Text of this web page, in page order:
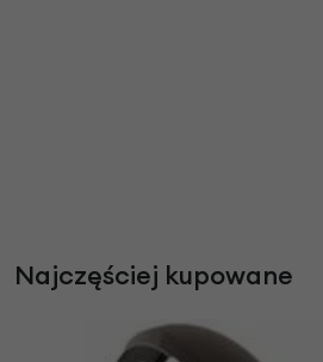
Najczęściej kupowane